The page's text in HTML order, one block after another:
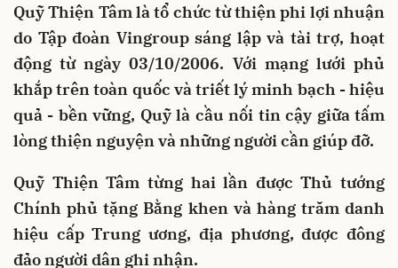
Quỹ Thiện Tâm là tổ chức từ thiện phi lợi nhuận
do Tập đoàn Vingroup sáng lập và tài trợ, hoạt
động từ ngày 03/10/2006. Với mạng lưới phủ
khắp trên toàn quốc và triết lý minh bạch - hiệu
quả - bền vững, Quỹ là cầu nối tin cậy giữa tấm
lòng thiện nguyện và những người cần giúp đỡ.
Quỹ Thiện Tâm từng hai lần được Thủ tướng
Chính phủ tặng Bằng khen và hàng trăm danh
hiệu cấp Trung ương, địa phương, được đông
đảo người dân ghi nhận.